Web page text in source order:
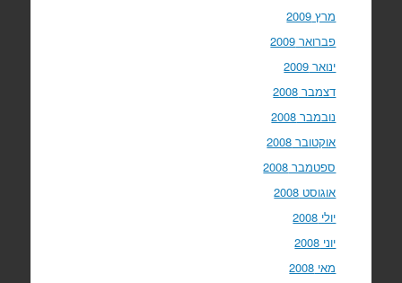
מרץ 2009
פברואר 2009
ינואר 2009
דצמבר 2008
נובמבר 2008
אוקטובר 2008
ספטמבר 2008
אוגוסט 2008
יולי 2008
יוני 2008
מאי 2008